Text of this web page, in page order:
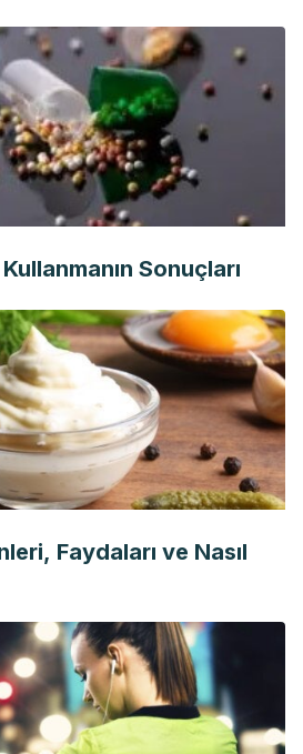
Sonuçları
Faydaları ve Nasıl